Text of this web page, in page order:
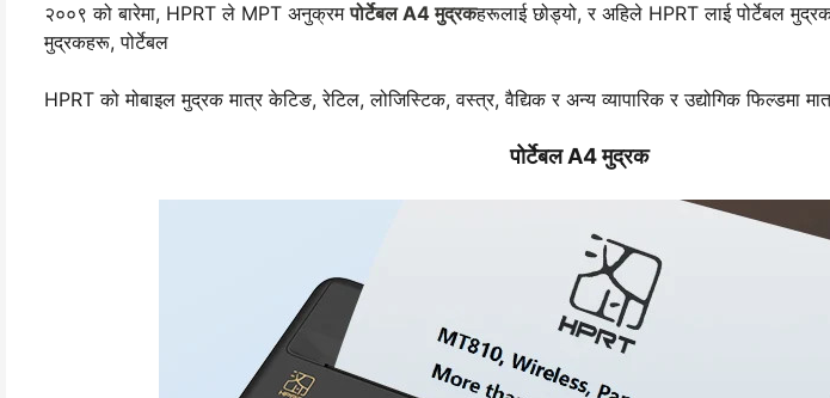
२००९ को बारेमा, HPRT ले MPT अनुक्रमपोर्टेबल A4 मुद्रकहरूलाई छोड्यो, र अहिले HPRT लाई पोर्टेबल
मुद्रकहरू, पोर्टेबल
HPRT को मोबाइल मुद्रक मात्र केटिङ, रेटिल, लोजिस्टिक, वस्त्र, वैद्यिक र अन्य व्यापारिक र उद्योगिक फिल्डमा
पोर्टेबल A4 मुद्रक